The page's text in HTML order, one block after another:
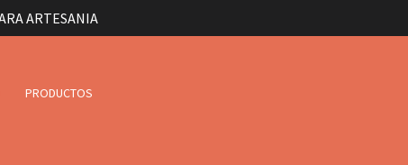
ARTESANIA
PRODUCTOS